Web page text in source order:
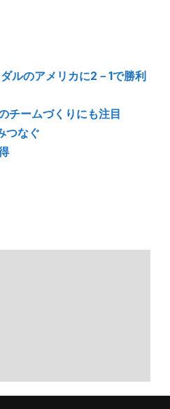
ルのアメリカに2－1で勝利
チームづくりにも注目
つなぐ